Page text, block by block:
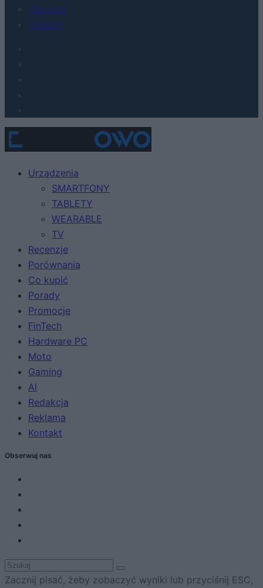
Reklama
Kontakt
Urządzenia
SMARTFONY
TABLETY
WEARABLE
TV
Recenzje
Porównania
Co kupić
Porady
Promocje
FinTech
Hardware PC
Moto
Gaming
AI
Redakcja
Reklama
Kontakt
Obserwuj nas
Zacznij pisać, żeby zobaczyć wyniki lub przyciśnij ESC,